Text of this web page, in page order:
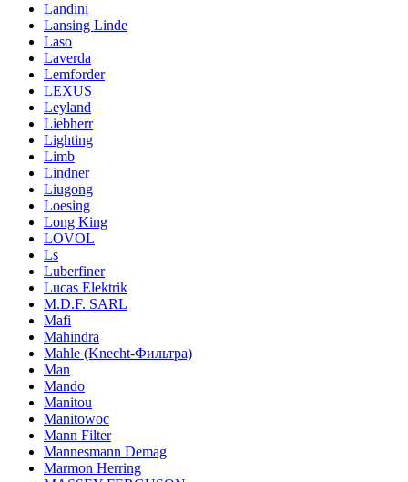
Landini
Lansing Linde
Laso
Laverda
Lemforder
LEXUS
Leyland
Liebherr
Lighting
Limb
Lindner
Liugong
Loesing
Long King
LOVOL
Ls
Luberfiner
Lucas Elektrik
M.D.F. SARL
Mafi
Mahindra
Mahle (Knecht-Фильтра)
Man
Mando
Manitou
Manitowoc
Mann Filter
Mannesmann Demag
Marmon Herring